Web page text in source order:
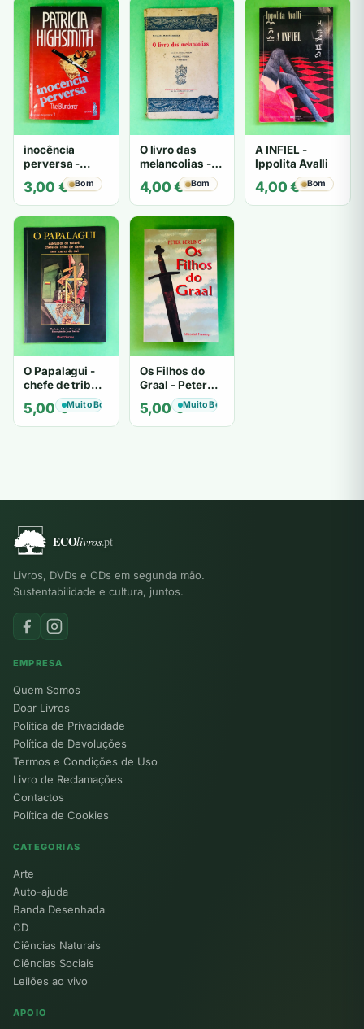
inocência
perversa -
PATRICIA
HIGHSMITH
3,00 € Bom
O livro das
melancolias -
Mantegazza
4,00€ Bom
A INFIEL -
Ippolita Avalli
4,00€ Bom
O Papalagui -
chefe de tribo
de tiavéa
5,00€Muito Bom
Os Filhos do
Graal - Peter
Berling
5,00€Muito Bom
Livros, DVDs e CDs em segunda mão.
Sustentabilidade e cultura, juntos.
EMPRESA
Quem Somos
Doar Livros
Política de Privacidade
Política de Devoluções
Termos e Condições de Uso
Livro de Reclamações
Contactos
Política de Cookies
CATEGORIAS
Arte
Auto-ajuda
Banda Desenhada
CD
Ciências Naturais
Ciências Sociais
Leilões ao vivo
APOIO